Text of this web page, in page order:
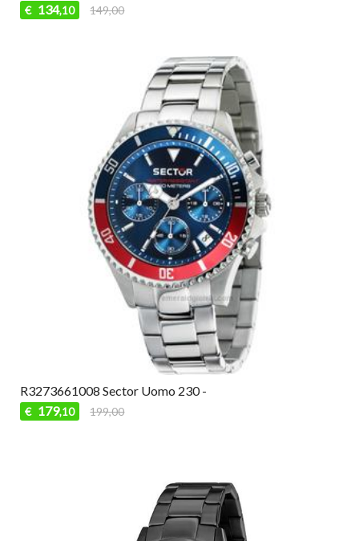
€ 134,10 149,00
R3273661008 Sector Uomo 230 -
€ 179,10 199,00